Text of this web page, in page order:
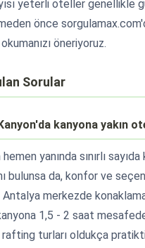
yeterli oteller genellikle
önce
öneriyoruz.
Sorular
kanyona yakın
yanında sınırlı
bulunsa da, konfor ve
Antalya merkezde
1,5 - 2 saat
rafting turları oldukça